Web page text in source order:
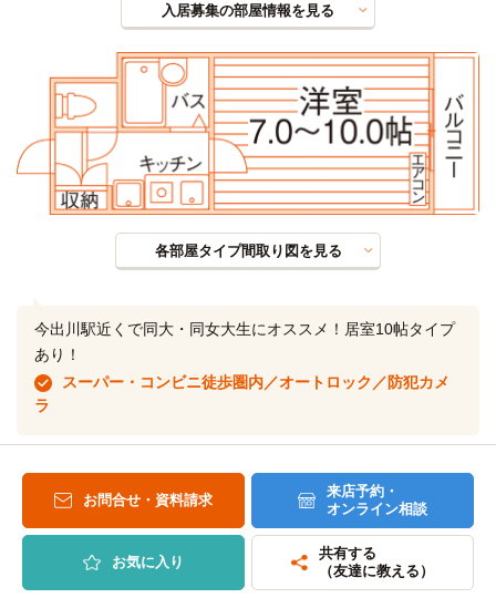
入居募集の部屋情報を見る
各部屋タイプ間取り図を見る
今出川駅近くで同大・同女大生にオススメ！居室10帖タイプ
あり！
スーパー・コンビニ徒歩圏内／オートロック／防犯カメ
ラ
お問合せ・資料請求
来店予約・
オンライン相談
お気に入り
共有する
（友達に教える）